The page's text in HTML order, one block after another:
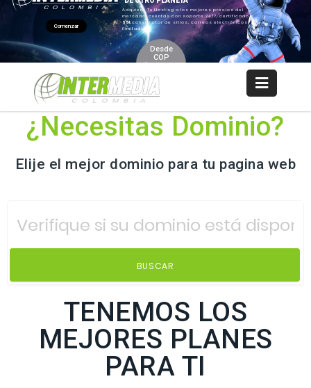
Login
+57 3103158908 WebMail LiveChat Support
SSL
¿Necesitas Dominio?
Elije el mejor dominio para tu pagina web
BUSCAR
TENEMOS LOS
MEJORES PLANES
PARA TI